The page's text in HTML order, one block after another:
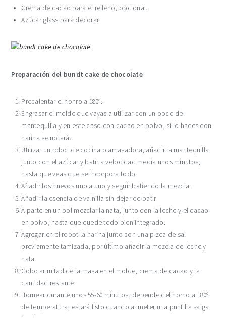
Crema de cacao para el relleno, opcional.
Azúcar glass para decorar.
Preparación del bundt cake de chocolate
Precalentar el honro a 180º.
Engrasar el molde que vayas a utilizar con un poco de
mantequilla y en este caso con cacao en polvo, si lo haces con
harina se notará.
Utilizar un robot de cocina o amasadora, añadir la mantequilla
junto con el azúcar y batir a velocidad media unos minutos,
hasta que veas que se incorpora todo.
Añadir los huevos uno a uno y seguir batiendo la mezcla.
Añadir la esencia de vainilla sin dejar de batir.
A parte en un bol mezclar la nata, junto con la leche y el cacao
en polvo, hasta que quede todo bien integrado.
Agregar en el robot la harina junto con una pizca de sal
previamente tamizada, por último añadir la mezcla de leche y
nata.
Colocar mitad de la masa en el molde, crema de cacao y la
cantidad restante.
Hornear durante unos 55-60 minutos, depende del horno a 180º
de temperatura, estará listo cuando al meter una puntilla salga